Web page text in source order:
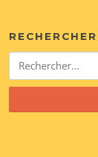
RECHERCHER
Rechercher :